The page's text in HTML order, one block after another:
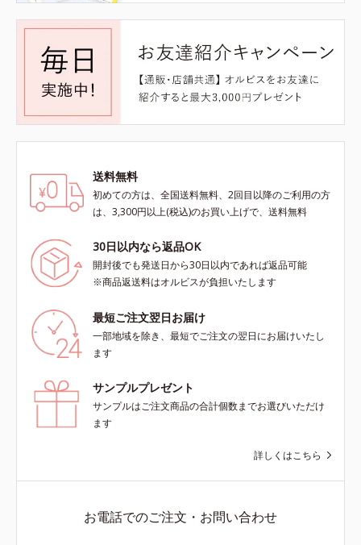
送料無料
初めての方は、全国送料無料、2回目以降のご利用の方
は、3,300円以上(税込)のお買い上げで、送料無料
30日以内なら返品OK
開封後でも発送日から30日以内であれば返品可能
※商品返送料はオルビスが負担いたします
最短ご注文翌日お届け
一部地域を除き、最短でご注文の翌日にお届けいたし
ます
サンプルプレゼント
サンプルはご注文商品の合計個数までお選びいただけ
ます
詳しくはこちら
お電話でのご注文・お問い合わせ